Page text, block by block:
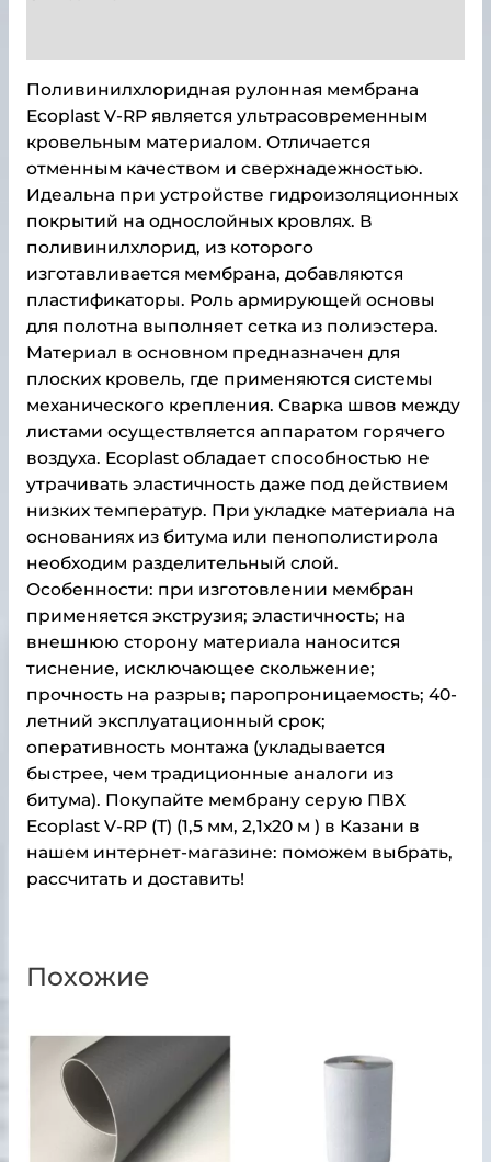
Поливинилхлоридная рулонная мембрана
Ecoplast V-RP является ультрасовременным
кровельным материалом. Отличается
отменным качеством и сверхнадежностью.
Идеальна при устройстве гидроизоляционных
покрытий на однослойных кровлях. В
поливинилхлорид, из которого
изготавливается мембрана, добавляются
пластификаторы. Роль армирующей основы
для полотна выполняет сетка из полиэстера.
Материал в основном предназначен для
плоских кровель, где применяются системы
механического крепления. Сварка швов между
листами осуществляется аппаратом горячего
воздуха. Ecoplast обладает способностью не
утрачивать эластичность даже под действием
низких температур. При укладке материала на
основаниях из битума или пенополистирола
необходим разделительный слой.
Особенности: при изготовлении мембран
применяется экструзия; эластичность; на
внешнюю сторону материала наносится
тиснение, исключающее скольжение;
прочность на разрыв; паропроницаемость; 40-
летний эксплуатационный срок;
оперативность монтажа (укладывается
быстрее, чем традиционные аналоги из
битума). Покупайте мембрану серую ПВХ
Ecoplast V-RP (Т) (1,5 мм, 2,1х20 м ) в Казани в
нашем интернет-магазине: поможем выбрать,
рассчитать и доставить!
Похожие